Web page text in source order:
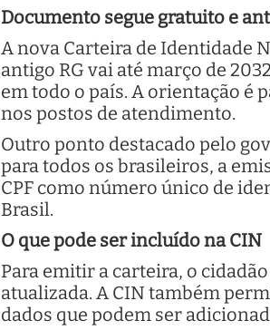
Documento segue gratuito e
A nova Carteira de Identidade
antigo RG vai até março de
em todo o país. A orientação é
nos postos de atendimento.
Outro ponto destacado pelo
para todos os brasileiros, a
CPF como número único de
Brasil.
O que pode ser incluído na CIN
Para emitir a carteira, o
atualizada. A CIN também
dados que podem ser